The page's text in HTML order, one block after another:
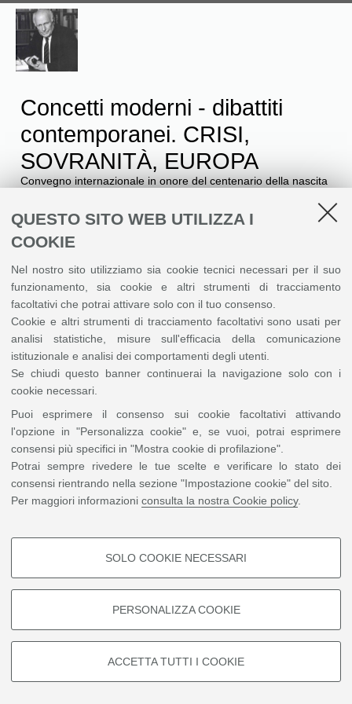
QUESTO SITO WEB UTILIZZA I
COOKIE
Nel nostro sito utilizziamo sia cookie tecnici necessari per il suo
funzionamento, sia cookie e altri strumenti di tracciamento
facoltativi che potrai attivare solo con il tuo consenso.
Cookie e altri strumenti di tracciamento facoltativi sono usati per
analisi statistiche, misure sull'efficacia della comunicazione
istituzionale e analisi dei comportamenti degli utenti.
Se chiudi questo banner continuerai la navigazione solo con i
cookie necessari.
Puoi esprimere il consenso sui cookie facoltativi attivando
l'opzione in "Personalizza cookie" e, se vuoi, potrai esprimere
consensi più specifici in "Mostra cookie di profilazione".
Potrai sempre rivedere le tue scelte e verificare lo stato dei
consensi rientrando nella sezione "Impostazione cookie" del sito.
Per maggiori informazioni consulta la nostra Cookie policy.
COOKIE DI PROFILAZIONE -
FACOLTATIVI
SOLO COOKIE NECESSARI
PERSONALIZZA COOKIE
ACCETTA TUTTI I COOKIE
Concetti moderni - dibattiti
contemporanei. CRISI,
SOVRANITÀ, EUROPA
Convegno internazionale in onore del centenario della nascita
Menù
Sebastian Huhnholz
Scrivi una mail
Friedrich-Alexander-Universität Erlangen-Nürnberg
(fau.de)
2026 - ALMA MATER STUDIORUM - Università di Bologna - Via Zamboni, 33
Impostazioni Cookie